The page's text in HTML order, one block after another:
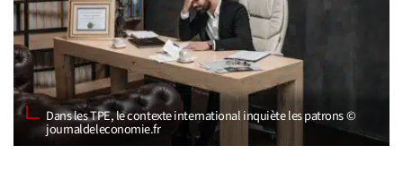
Dans les TPE, le contexte international inquiète les patrons ©
journaldeleconomie.fr